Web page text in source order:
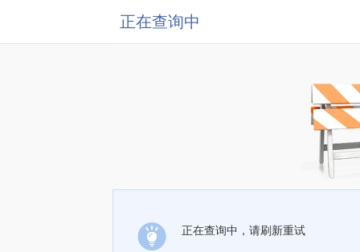
正在查询中
正在查询中，请刷新重试